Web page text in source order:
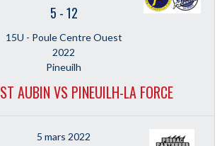
5 -12
15U - Poule Centre Ouest
2022
Pineuilh
AUBIN VS PINEUILH-LA FORCE
5 mars 2022